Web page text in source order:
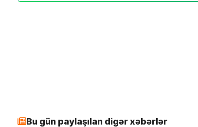
Bu gün paylaşılan digər xəbərlər